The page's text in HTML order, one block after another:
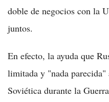
doble de negocios con la
juntos.
En efecto, la ayuda que
limitada y "nada
Soviética durante la